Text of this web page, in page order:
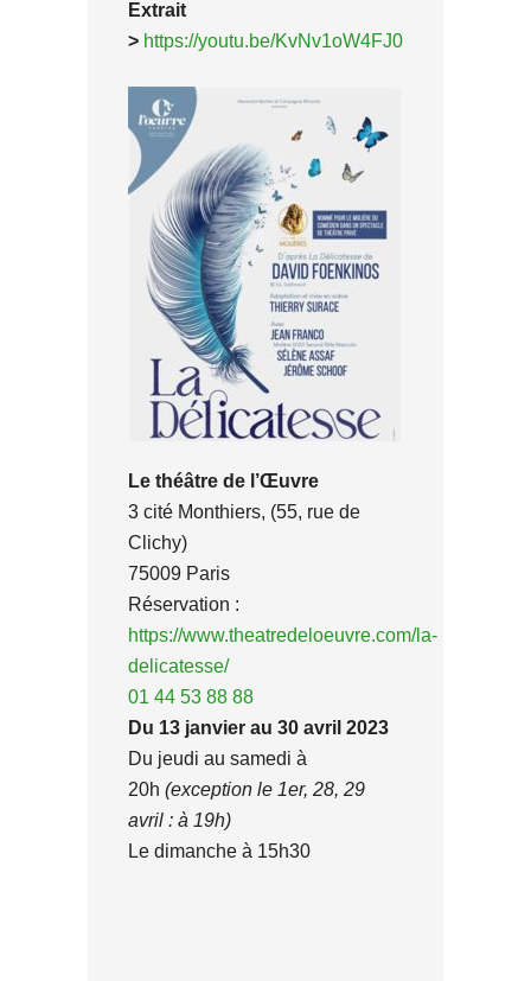
Extrait
> https://youtu.be/KvNv1oW4FJ0
Le théâtre de l’Œuvre
3 cité Monthiers, (55, rue de
Clichy)
75009 Paris
Réservation :
https://www.theatredeloeuvre.com/la-
delicatesse/
01 44 53 88 88
Du 13 janvier au 30 avril 2023
Du jeudi au samedi à
20h (exception le 1er, 28, 29
avril : à 19h)
Le dimanche à 15h30